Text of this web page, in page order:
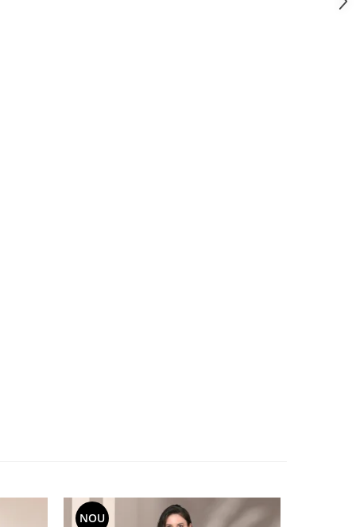
NOU